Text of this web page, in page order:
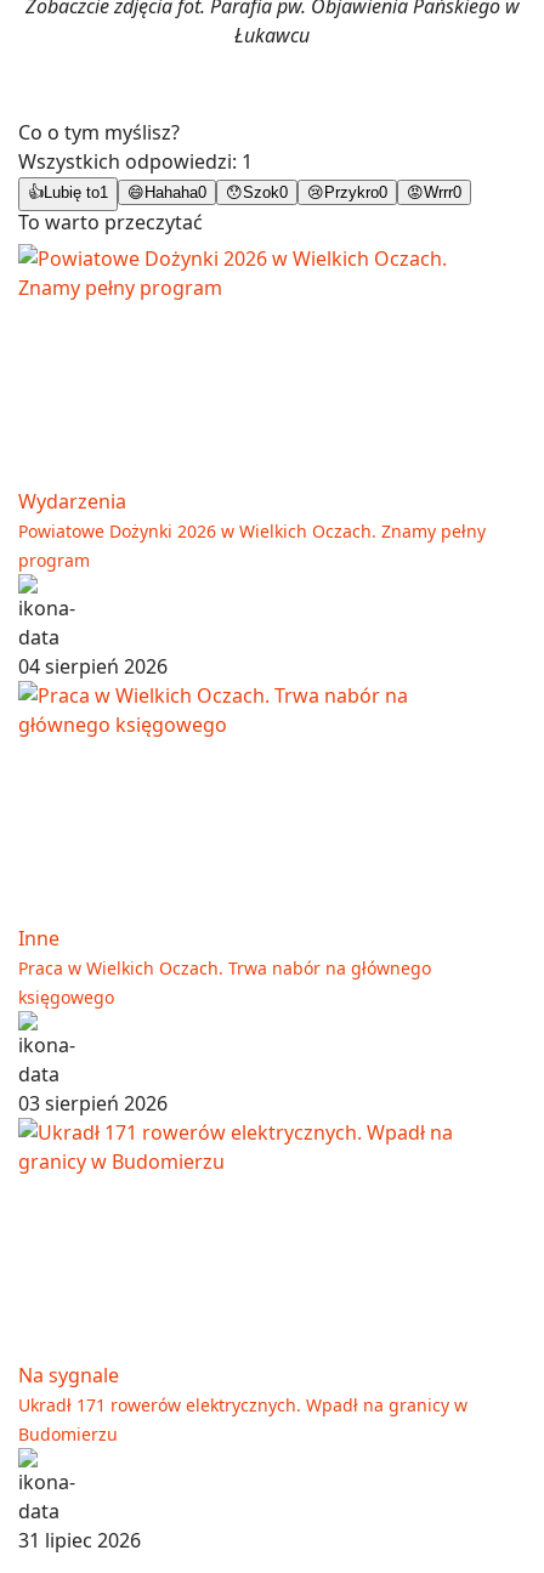
Zobaczcie zdjęcia fot. Parafia pw. Objawienia Pańskiego w
Łukawcu
Co o tym myślisz?
Wszystkich odpowiedzi: 1
👍 Lubię to1 😄 Hahaha0 😯Szok0 😢 Przykro0 😡Wrrr0
To warto przeczytać
Wydarzenia
Powiatowe Dożynki 2026 w Wielkich Oczach. Znamy pełny
program
04 sierpień 2026
Inne
Praca w Wielkich Oczach. Trwa nabór na głównego
księgowego
03 sierpień 2026
Na sygnale
Ukradł 171 rowerów elektrycznych. Wpadł na granicy w
Budomierzu
31 lipiec 2026